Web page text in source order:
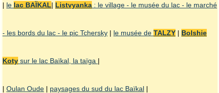
| le lac BAÏKAL| Listvyanka : le village - le musée du lac - le marché
- les bords du lac - le pic Tchersky | le musée de TALZY | Bolshie
Koty sur le lac Baïkal, la taïga |
| Oulan Oude | paysages du sud du lac Baïkal |